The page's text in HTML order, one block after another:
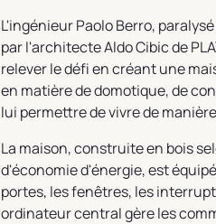
L'ingénieur Paolo Berro,
par l'architecte Aldo Cibic de
relever le défi en créant une
en matière de domotique, de
lui permettre de vivre de
La maison, construite en bois
d'économie d'énergie, est
portes, les fenêtres, les
ordinateur central gère les